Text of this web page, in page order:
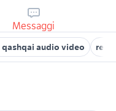
Messaggi
audio video